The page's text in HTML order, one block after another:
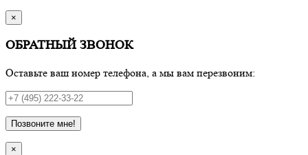
×
ОБРАТНЫЙ ЗВОНОК
Оставьте ваш номер телефона, а мы вам перезвоним:
Позвоните мне!
×